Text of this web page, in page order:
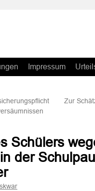
Impressum
Zur
Schülers
der